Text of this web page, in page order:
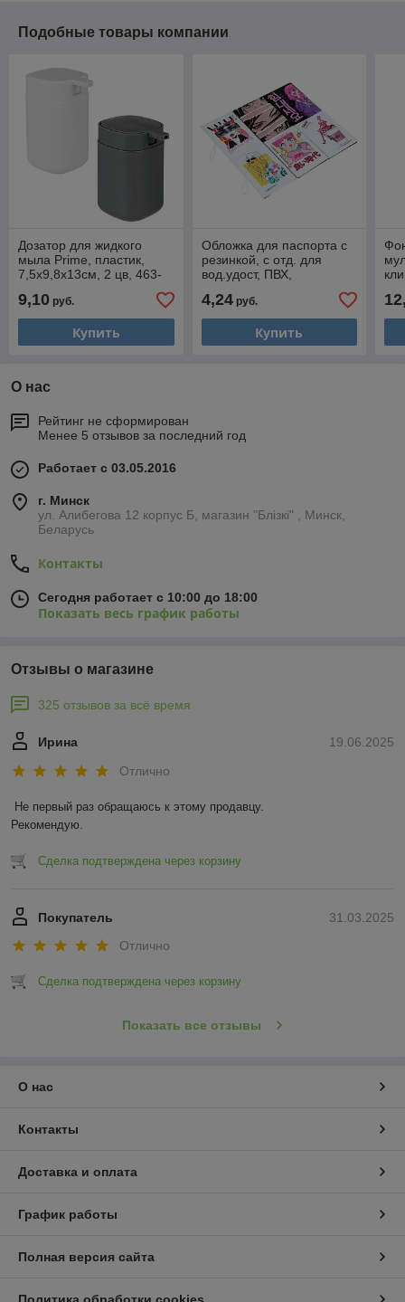
Подобные товары компании
Дозатор для жидкого
мыла Prime, пластик,
7,5х9,8х13см, 2 цв, 463-
9,10 руб.
Купить
Обложка для паспорта с
резинкой, с отд. для
вод.удост, ПВХ,
13,7х9,6см, 6диз 334-014
4,24руб.
Купить
О нас
Рейтинг не сформирован
Менее 5 отзывов за последний год
Работает с 03.05.2016
г. Минск
ул. Алибегова 12 корпус Б, магазин "Блiзкi" , Минск,
Беларусь
Контакты
Сегодня работает с 10:00 до 18:00
Показать весь график работы
Отзывы о магазине
325 отзывов за всё время
19.06.2025
Ирина
Отлично
Не первый раз обращаюсь к этому продавцу.
Рекомендую.
Сделка подтверждена через корзину
31.03.2025
Покупатель
Отлично
Сделка подтверждена через корзину
Показать все отзывы
О нас
Контакты
Доставка и оплата
График работы
Полная версия сайта